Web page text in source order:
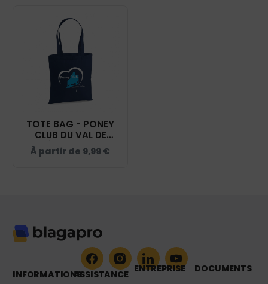
TOTE BAG - PONEY
CLUB DU VAL DE
SAÔNE - NAVY -
WM101
À partir de 9,99 €
INFORMATIONSASSISTANCE ENTREPRISE DOCUMENTS